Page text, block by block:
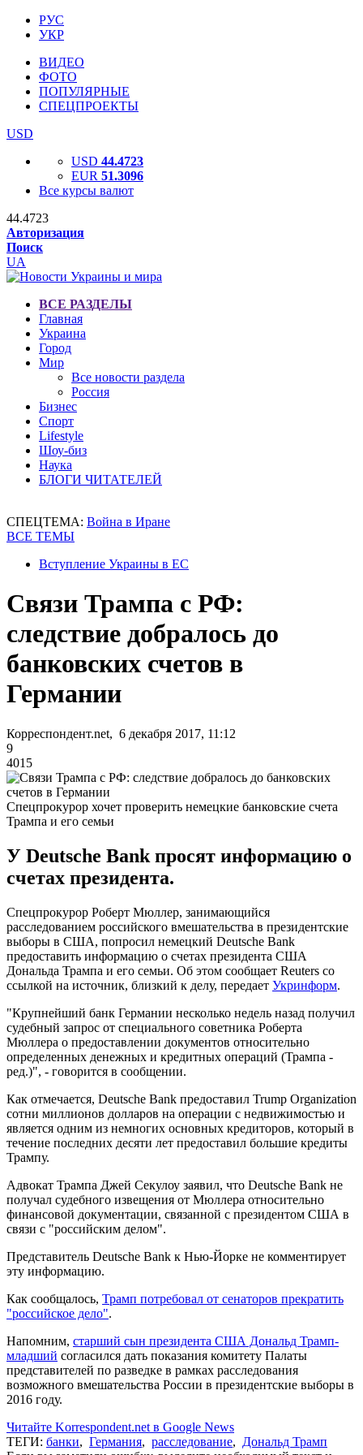
РУС
УКР
ВИДЕО
ФОТО
ПОПУЛЯРНЫЕ
СПЕЦПРОЕКТЫ
USD
USD 44.4723
EUR 51.3096
Все курсы валют
44.4723
Авторизация
Поиск
UA
ВСЕ РАЗДЕЛЫ
Главная
Украина
Город
Мир
Все новости раздела
Россия
Бизнес
Спорт
Lifestyle
Шоу-биз
Наука
БЛОГИ ЧИТАТЕЛЕЙ
СПЕЦТЕМА: Война в Иране
ВСЕ ТЕМЫ
Вступление Украины в ЕС
Связи Трампа с РФ:
следствие добралось до
банковских счетов в
Германии
Корреспондент.net, 6 декабря 2017, 11:12
9
4015
Спецпрокурор хочет проверить немецкие банковские счета
Трампа и его семьи
У Deutsche Bank просят информацию о
счетах президента.
Спецпрокурор Роберт Мюллер, занимающийся
расследованием российского вмешательства в президентские
выборы в США, попросил немецкий Deutsche Bank
предоставить информацию о счетах президента США
Дональда Трампа и его семьи. Об этом сообщает Reuters со
ссылкой на источник, близкий к делу, передает Укринформ.
"Крупнейший банк Германии несколько недель назад получил
судебный запрос от специального советника Роберта
Мюллера о предоставлении документов относительно
определенных денежных и кредитных операций (Трампа -
ред.)", - говорится в сообщении.
Как отмечается, Deutsche Bank предоставил Trump Organization
сотни миллионов долларов на операции с недвижимостью и
является одним из немногих основных кредиторов, который в
течение последних десяти лет предоставил большие кредиты
Трампу.
Адвокат Трампа Джей Секулоу заявил, что Deutsche Bank не
получал судебного извещения от Мюллера относительно
финансовой документации, связанной с президентом США в
связи с "российским делом".
Представитель Deutsche Bank к Нью-Йорке не комментирует
эту информацию.
Как сообщалось, Трамп потребовал от сенаторов прекратить
"российское дело".
Напомним, старший сын президента США Дональд Трамп-
младший согласился дать показания комитету Палаты
представителей по разведке в рамках расследования
возможного вмешательства России в президентские выборы в
2016 году.
Читайте Korrespondent.net в Google News
ТЕГИ: банки, Германия, расследование, Дональд Трамп